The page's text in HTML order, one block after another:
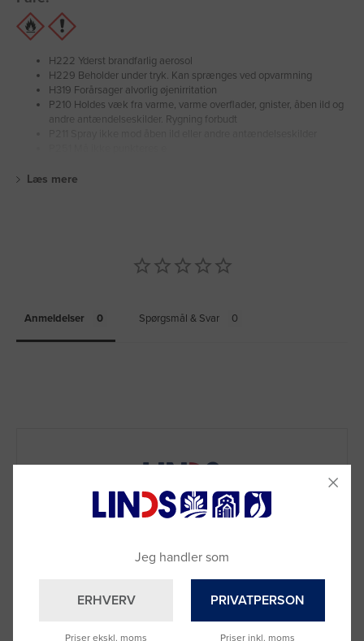
H222 Yderst brandfarlig aerosol
H229 Beholder under tryk. Kan sprænges ved opvarmning
H319 Forårsager alvorlig øjenirritation
P210 Holdes væk fra varme, varme overflader, gnister, åben ild og
andre antændelseskilder. Rygning forbudt
Læs mere
Anmeldelser Spørgsmål & Svar
Jeg handler som
ERHVERV
Priser ekskl. moms
PRIVATPERSON
Priser inkl. moms